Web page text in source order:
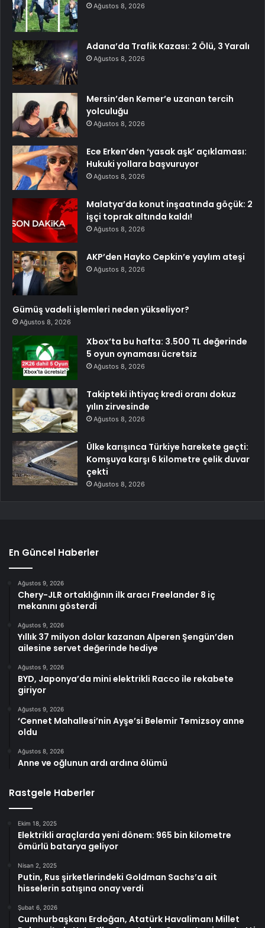
Ağustos 8, 2026
Adana’da Trafik Kazası: 2 Ölü, 3 Yaralı
Ağustos 8, 2026
Mersin’den Kemer’e uzanan tercih
yolculuğu
Ağustos 8, 2026
Ece Erken’den ‘yasak aşk’ açıklaması:
Hukuki yollara başvuruyor
Ağustos 8, 2026
Malatya’da konut inşaatında göçük: 2
işçi toprak altında kaldı!
Ağustos 8, 2026
AKP’den Hayko Cepkin’e yaylım ateşi
Ağustos 8, 2026
Gümüş vadeli işlemleri neden yükseliyor?
Ağustos 8, 2026
Xbox’ta bu hafta: 3.500 TL değerinde
5 oyun oynaması ücretsiz
Ağustos 8, 2026
Takipteki ihtiyaç kredi oranı dokuz
yılın zirvesinde
Ağustos 8, 2026
Ülke karışınca Türkiye harekete geçti:
Komşuya karşı 6 kilometre çelik duvar
çekti
Ağustos 8, 2026
En Güncel Haberler
Ağustos 9, 2026
Chery-JLR ortaklığının ilk aracı Freelander 8 iç
mekanını gösterdi
Ağustos 9, 2026
Yıllık 37 milyon dolar kazanan Alperen Şengün’den
ailesine servet değerinde hediye
Ağustos 9, 2026
BYD, Japonya’da mini elektrikli Racco ile rekabete
giriyor
Ağustos 9, 2026
‘Cennet Mahallesi’nin Ayşe’si Belemir Temizsoy anne
oldu
Ağustos 8, 2026
Anne ve oğlunun ardı ardına ölümü
Rastgele Haberler
Ekim 18, 2025
Elektrikli araçlarda yeni dönem: 965 bin kilometre
ömürlü batarya geliyor
Nisan 2, 2025
Putin, Rus şirketlerindeki Goldman Sachs’a ait
hisselerin satışına onay verdi
Şubat 6, 2026
Cumhurbaşkanı Erdoğan, Atatürk Havalimanı Millet